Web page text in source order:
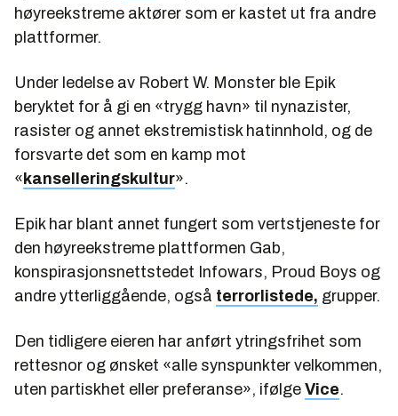
høyreekstreme aktører som er kastet ut fra andre
plattformer.
Under ledelse av Robert W. Monster ble Epik
beryktet for å gi en «trygg havn» til nynazister,
rasister og annet ekstremistisk hatinnhold, og de
forsvarte det som en kamp mot
« kanselleringskultur».
Epik har blant annet fungert som vertstjeneste for
den høyreekstreme plattformen Gab,
konspirasjonsnettstedet Infowars, Proud Boys og
andre ytterliggående, også terrorlistede, grupper.
Den tidligere eieren har anført ytringsfrihet som
rettesnor og ønsket «alle synspunkter velkommen,
uten partiskhet eller preferanse», ifølge Vice.